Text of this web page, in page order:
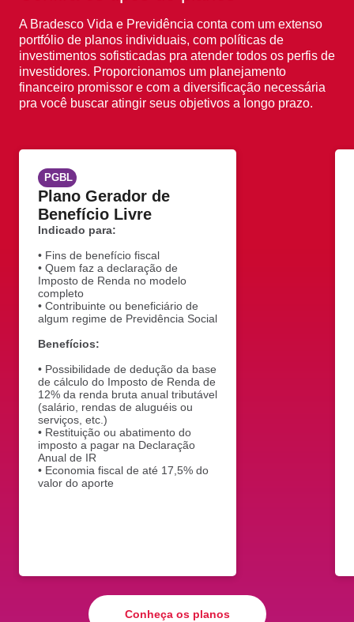
A Bradesco Vida e Previdência conta com um extenso
portfólio de planos individuais, com políticas de
investimentos sofisticadas pra atender todos os perfis de
investidores. Proporcionamos um planejamento
financeiro promissor e com a diversificação necessária
pra você buscar atingir seus objetivos a longo prazo.
PGBL
Plano Gerador de
Benefício Livre
Indicado para:
• Fins de benefício fiscal
• Quem faz a declaração de
Imposto de Renda no modelo
completo
• Contribuinte ou beneficiário de
algum regime de Previdência Social
Benefícios:
• Possibilidade de dedução da base
de cálculo do Imposto de Renda de
12% da renda bruta anual tributável
(salário, rendas de aluguéis ou
serviços, etc.)
• Restituição ou abatimento do
imposto a pagar na Declaração
Anual de IR
• Economia fiscal de até 17,5% do
valor do aporte
Conheça os planos